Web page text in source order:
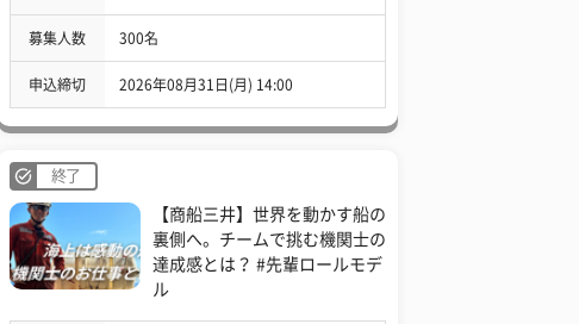
募集人数 300名
申込締切 2026年08月31日(月) 14:00
終了
【商船三井】世界を動かす船の
裏側へ。チームで挑む機関士の
達成感とは？ #先輩ロールモデ
ル